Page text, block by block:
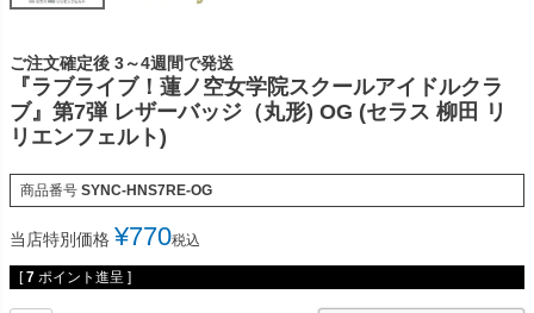
ご注文確定後 3～4週間で発送
『ラブライブ！蓮ノ空女学院スクールアイドルクラ
ブ』第7弾 レザーバッジ（丸形) OG (セラス 柳田 リ
リエンフェルト)
商品番号 SYNC-HNS7RE-OG
当店特別価格 ¥770税込
[ 7 ポイント進呈 ]